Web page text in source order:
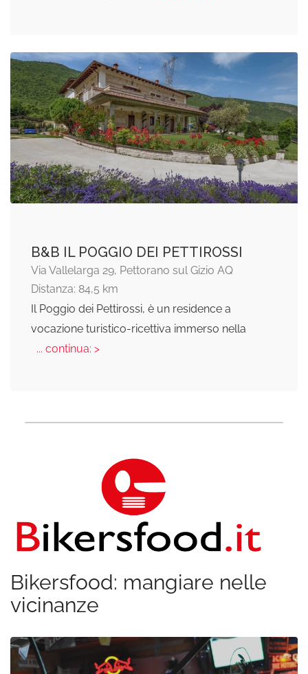
B&B IL POGGIO DEI PETTIROSSI
Via Vallelarga 29, Pettorano sul Gizio AQ
Distanza: 84,5 km
Il Poggio dei Pettirossi, è un residence a
vocazione turistico-ricettiva immerso nella
... continua: >
Bikersfood: mangiare nelle
vicinanze